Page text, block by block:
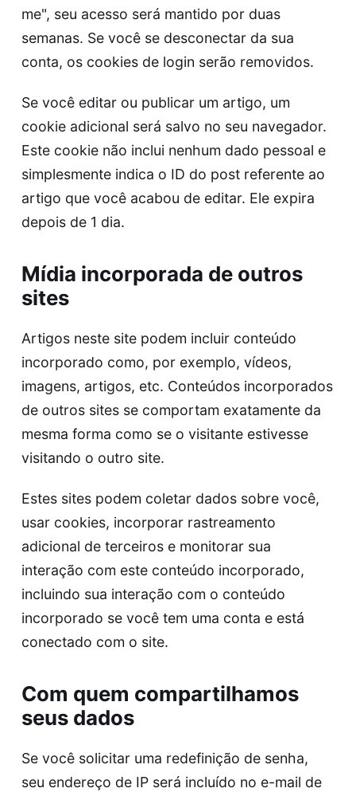
me", seu acesso será mantido por duas
semanas. Se você se desconectar da sua
conta, os cookies de login serão removidos.
Se você editar ou publicar um artigo, um
cookie adicional será salvo no seu navegador.
Este cookie não inclui nenhum dado pessoal e
simplesmente indica o ID do post referente ao
artigo que você acabou de editar. Ele expira
depois de 1 dia.
Mídia incorporada de outros
sites
Artigos neste site podem incluir conteúdo
incorporado como, por exemplo, vídeos,
imagens, artigos, etc. Conteúdos incorporados
de outros sites se comportam exatamente da
mesma forma como se o visitante estivesse
visitando o outro site.
Estes sites podem coletar dados sobre você,
usar cookies, incorporar rastreamento
adicional de terceiros e monitorar sua
interação com este conteúdo incorporado,
incluindo sua interação com o conteúdo
incorporado se você tem uma conta e está
conectado com o site.
Com quem compartilhamos
seus dados
Se você solicitar uma redefinição de senha,
seu endereço de IP será incluído no e-mail de